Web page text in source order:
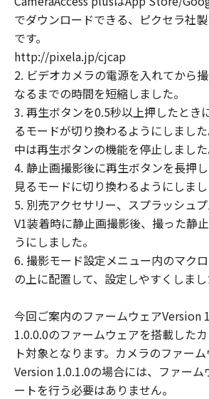
益およびその他の派生的ま
害を含むがこれらに限定さ
とえ、キヤノン、キヤノンの
らの販売代理店および販売
の可能性について知らされて
同様です。
(3) キヤノン、キヤノンの子
販売代理店および販売店、並
「許諾ソフトウェア」の取
者は、「許諾ソフトウェア」
または関連してお客様と第
じるいかなる紛争について
負わないものとします。
契約期間
開始』のボタンをクリック
し、下記(2)または(3)により
で有効に存続します。
(2) お客様は、お客様が所有
の当該製品にインストールさ
でダウンロードできる、ピクセラ社
です。
http://pixela.jp/cjcap
2. ビデオカメラの電源を入れてから
なるまでの時間を短縮しました。
3. 再生ボタンを0.5秒以上押したとき
るモードが切り換わるようにしまし
中は再生ボタンの機能を停止しました
4. 静止画撮影後に再生ボタンを長押
見るモードに切り換わるようにしまし
5. 別売アクセサリー、スプラッシュ
V1装着時に静止画撮影後、撮った静
うにしました。
6. 撮影モード設定メニュー内のマク
の上に配置して、設定しやすくしまし
今回ご案内のファームウェアVersion
1.0.0.0のファームウェアを搭載した
ト対象となります。カメラのファー
Version 1.0.1.0の場合には、ファー
ートを行う必要はありません。